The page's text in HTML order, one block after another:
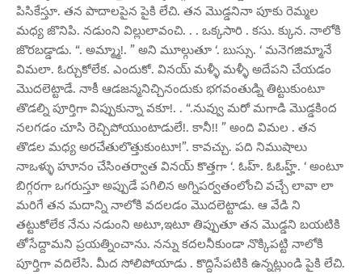
పిసికేస్తూ. తన పాదాలపైన పైకి లేచి. తన మొడ్డనినా పూకు రెమ్మల
మధ్య జొనిపి. నడుంని విల్లులావంచి. . . ఒక్కసారి . కసు. క్కున. నాలోకి
జొరబడ్డాడు. “. అమ్మ్మా!. ” అని మూల్గుతూ ‘. బుస్సు. ‘ మనెగజిమ్మానే
విమలా. ఓర్చుకోలేక. ఎందుకో. వినయ్ మళ్ళీ మళ్ళీ అదేపని చేయడం
మొదలెట్టాడే. నాకీ ఆడజన్మనిచ్చినందుకు భగవంతుడ్ని తిట్టుకుంటూ
తొడల్ని పూర్తిగా విప్పుకున్నా వకూ!. . “.నువ్వు మరో మగాడి మొడ్డకింద
నలగడం చూసి రెచ్చిపోయుంటాడులే!. కానీ!! ” అంది విమల . తన
తొడల మధ్య అరచేతులొత్తుకుంటూ!”. కావచ్చు. పది నిముషాలు
నాఒళ్ళు హూనం చేసింతర్వాత వినయ్ కొత్తగా ‘. ఓహ్. ఓఓహ్హ్. ‘ అంటూ
బిగ్గరగా ఒగరుస్తూ అప్పుడే పగిలిన అగ్నిపర్వతంలోంచి వచ్చే లావా లా
మరిగే తన మదాన్ని నాలోకి వదలడం మొదలెట్టాడు. ఆ వేడి ని
తట్టుకోలేక నేను నడుంని అటూ,ఇటూ తిప్పుతూ తన మొడ్డని బయటికి
తోసేద్దామని ప్రయత్నించాను. నన్ను కదలనీకుండా నొక్కిపట్టి నాలోకి
పూర్తిగా వదిలేసి. మీద సోలిపోయాడు . కొద్దిసేపటికి ఉన్నట్లుండి పైకి లేచి.